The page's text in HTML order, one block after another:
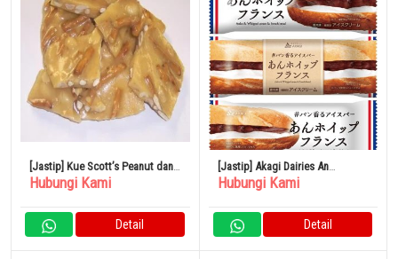
[Jastip] Kue Scott’s Peanut dan
Pretzel Putih 1 Pound
Hubungi Kami
Detail
[Jastip] Akagi Dairies An
Whipped French 75ml x 24
Hubungi Kami
Detail